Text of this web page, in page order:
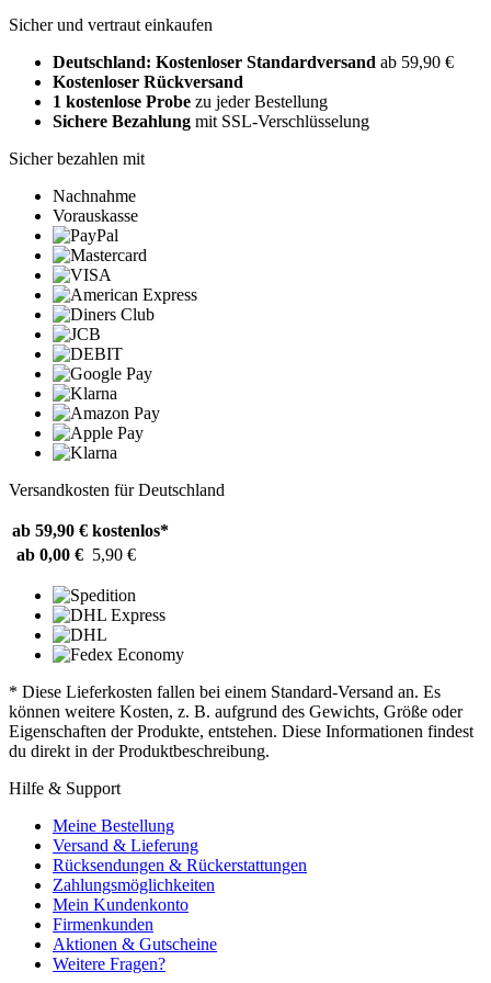
Sicher und vertraut einkaufen
Deutschland: Kostenloser Standardversand ab 59,90 €
Kostenloser Rückversand
1 kostenlose Probe zu jeder Bestellung
Sichere Bezahlung mit SSL-Verschlüsselung
Sicher bezahlen mit
Nachnahme
Vorauskasse
Versandkosten für Deutschland
ab 59,90 € kostenlos*
ab 0,00 € 5,90 €
* Diese Lieferkosten fallen bei einem Standard-Versand an. Es
können weitere Kosten, z. B. aufgrund des Gewichts, Größe oder
Eigenschaften der Produkte, entstehen. Diese Informationen findest
du direkt in der Produktbeschreibung.
Hilfe & Support
Meine Bestellung
Versand & Lieferung
Rücksendungen & Rückerstattungen
Zahlungsmöglichkeiten
Mein Kundenkonto
Firmenkunden
Aktionen & Gutscheine
Weitere Fragen?